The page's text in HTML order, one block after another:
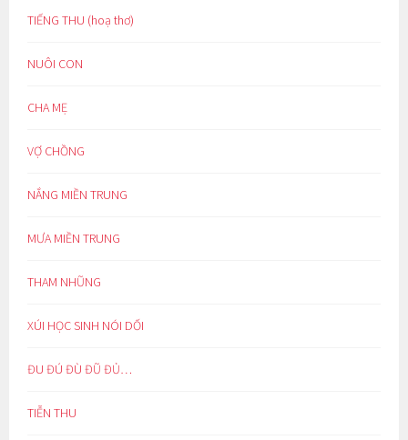
TIẾNG THU (hoạ thơ)
NUÔI CON
CHA MẸ
VỢ CHỒNG
NẮNG MIỀN TRUNG
MƯA MIỀN TRUNG
THAM NHŨNG
XÚI HỌC SINH NÓI DỐI
ĐU ĐÚ ĐÙ ĐŨ ĐỦ…
TIỄN THU